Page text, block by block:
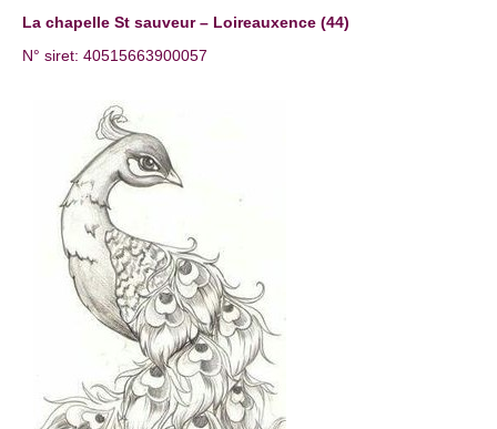
La chapelle St sauveur – Loireauxence (44)
N° siret: 40515663900057